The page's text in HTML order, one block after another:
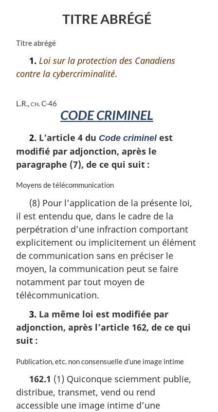
TITRE ABRÉGÉ
N
e
r
l
e
Titre abrégé
1. Loi sur la protection des Canadiens
contre la cybercriminalité.
L.R., ch. C-46
CODE CRIMINEL
2. L’article 4 du Code criminelest
modifié par adjonction, après le
paragraphe (7), de ce qui suit :
N
e
m
a
r
g
i
a
l
Moyens de télécommunication
(8) Pour l’application de la présente loi,
il est entendu que, dans le cadre de la
perpétration d’une infraction comportant
explicitement ou implicitement un élément
de communication sans en préciser le
moyen, la communication peut se faire
notamment par tout moyen de
télécommunication.
3. La même loi est modifiée par
adjonction, après l’article 162, de ce qui
suit :
N
e
m
Publication, etc. non consensuelle d’une image intime
162.1 (1) Quiconque sciemment publie,
distribue, transmet, vend ou rend
accessible une image intime d’une